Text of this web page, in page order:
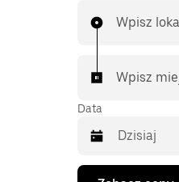
Wpisz
Wpisz
Data
Naciśnij